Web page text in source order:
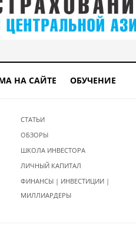
НА САЙТЕ ОБУЧЕНИЕ
СТАТЬИ
ОБЗОРЫ
ШКОЛА ИНВЕСТОРА
ЛИЧНЫЙ КАПИТАЛ
ФИНАНСЫ | ИНВЕСТИЦИИ |
МИЛЛИАРДЕРЫ